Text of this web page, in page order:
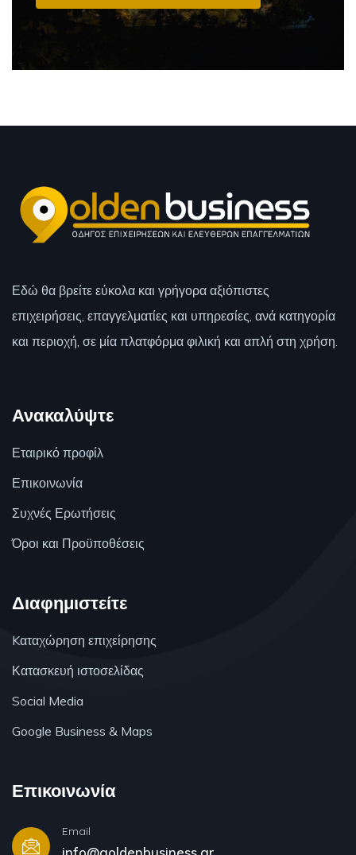
Εδώ θα βρείτε εύκολα και γρήγορα αξιόπιστες
επιχειρήσεις, επαγγελματίες και υπηρεσίες, ανά κατηγορία
και περιοχή, σε μία πλατφόρμα φιλική και απλή στη χρήση.
Ανακαλύψτε
Εταιρικό προφίλ
Επικοινωνία
Συχνές Ερωτήσεις
Όροι και Προϋποθέσεις
Διαφημιστείτε
Kαταχώρηση επιχείρησης
Κατασκευή ιστοσελίδας
Social Media
Google Business & Maps
Επικοινωνία
Email